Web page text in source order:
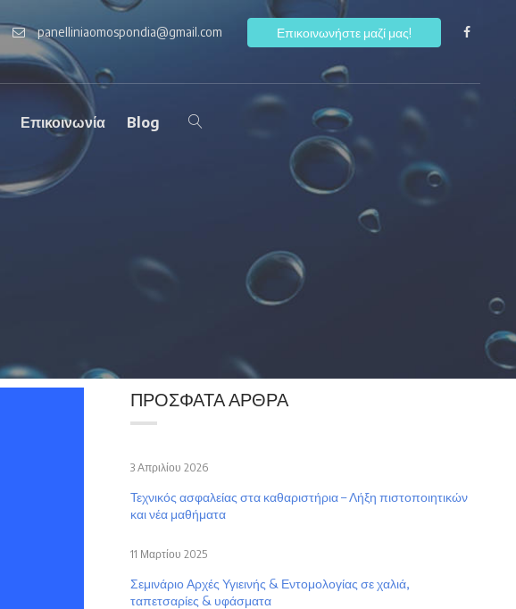
panelliniaomospondia@gmail.com Επικοινωνήστε μαζί μας!
Επικοινωνία Blog
ΠΡΌΣΦΑΤΑ ΆΡΘΡΑ
Τεχνικός ασφαλείας στα καθαριστήρια – Λήξη πιστοποιητικών
και νέα μαθήματα
3 Απριλίου 2026
Σεμινάριο Αρχές Υγιεινής & Εντομολογίας σε χαλιά,
ταπετσαρίες & υφάσματα
11 Μαρτίου 2025